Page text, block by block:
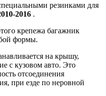
резинками для
2016 .
крепежа багажник
формы.
на крышу,
с кузовом авто. Это
отсоединения
при езде по неровной